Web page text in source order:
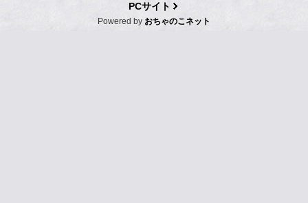
PCサイト
Powered by おちゃのこネット